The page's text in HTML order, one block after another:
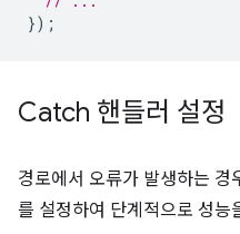
});
Catch 핸들러 설정
경로에서 오류가 발생하는
를 설정하여 단계적으로 성능